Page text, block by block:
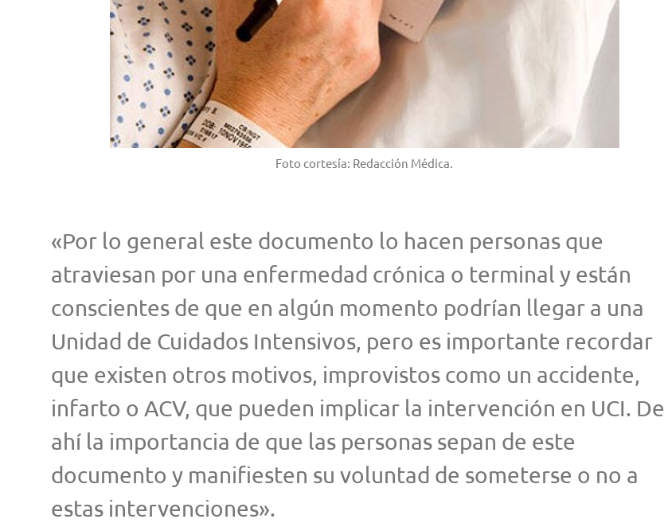
Foto cortesía: Redacción Médica.
«Por lo general este documento lo hacen personas que
atraviesan por una enfermedad crónica o terminal y están
conscientes de que en algún momento podrían llegar a una
Unidad de Cuidados Intensivos, pero es importante recordar
que existen otros motivos, improvistos como un accidente,
infarto o ACV, que pueden implicar la intervención en UCI. De
ahí la importancia de que las personas sepan de este
documento y manifiesten su voluntad de someterse o no a
estas intervenciones».